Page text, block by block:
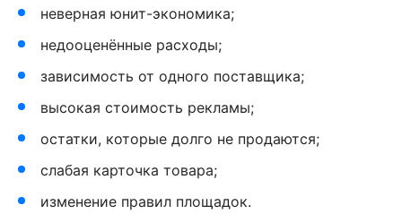
неверная юнит-экономика;
недооценённые расходы;
зависимость от одного поставщика;
высокая стоимость рекламы;
остатки, которые долго не продаются;
слабая карточка товара;
изменение правил площадок.